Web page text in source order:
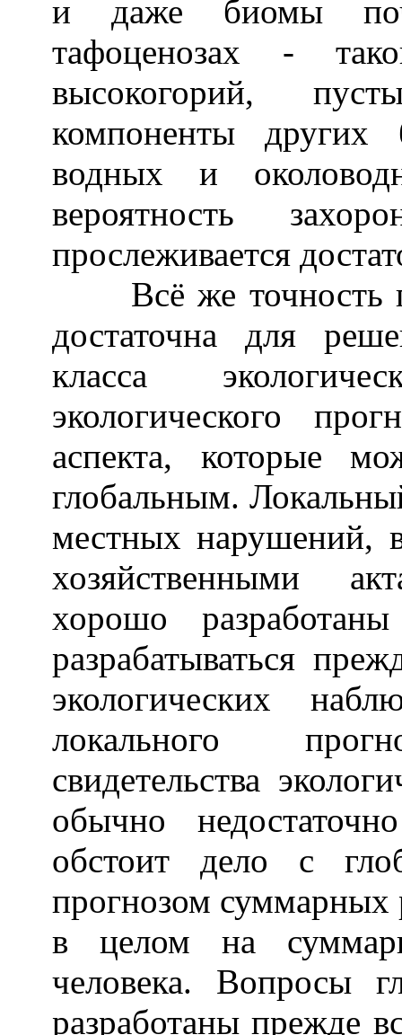
и даже биомы
тафоценозах -
высокогорий,
компоненты других
водных и
вероятность
прослеживается
Всё же точность
достаточна для
класса
экологического
аспекта, которые
глобальным.
местных нарушений,
хозяйственными
хорошо
разрабатываться
экологических
локального
свидетельства
обычно
обстоит дело с
прогнозом
в целом на
человека. Вопросы
разработаны прежде